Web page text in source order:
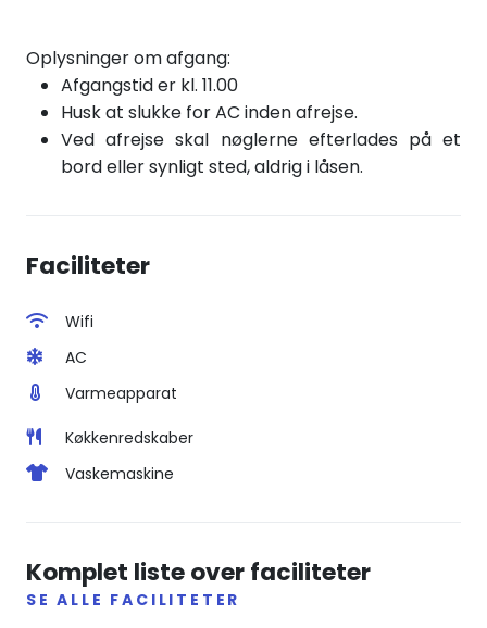
Oplysninger om afgang:
Afgangstid er kl. 11.00
Husk at slukke for AC inden afrejse.
Ved afrejse skal nøglerne efterlades på et
bord eller synligt sted, aldrig i låsen.
Faciliteter
Wifi
AC
Varmeapparat
Køkkenredskaber
Vaskemaskine
Komplet liste over faciliteter
SE ALLE FACILITETER